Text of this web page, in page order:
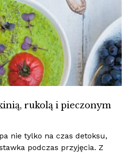
rukolą i pieczonym
nie tylko na czas detoksu,
podczas przyjęcia. Z